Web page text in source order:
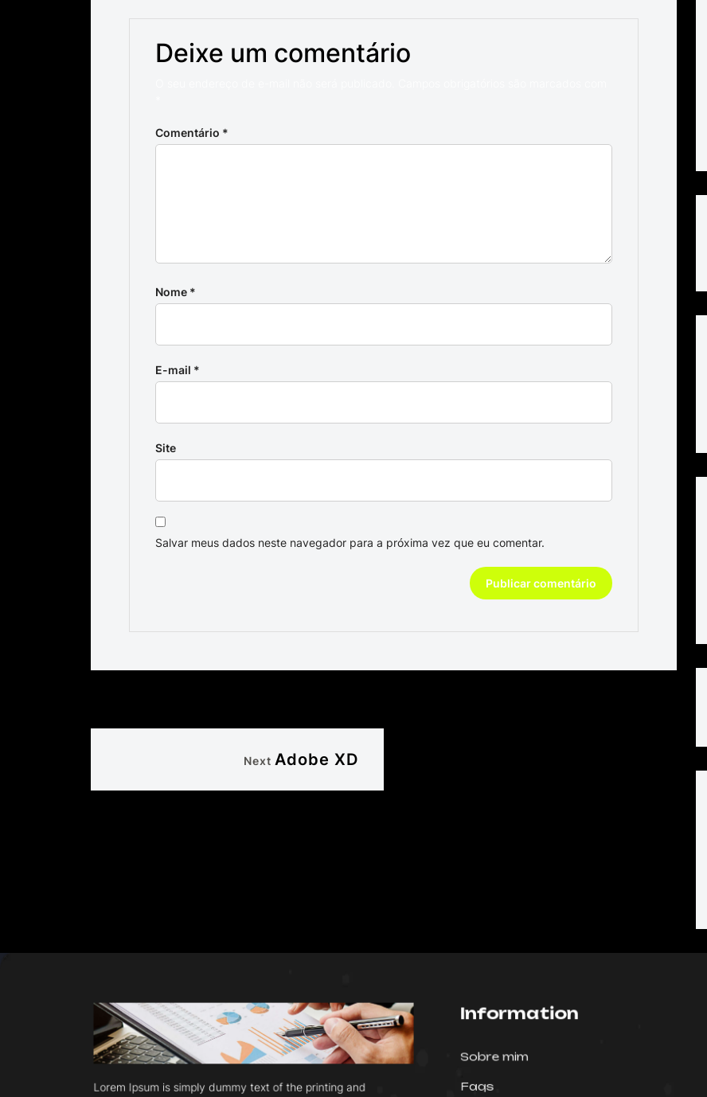
Deixe um comentário
Comentário *
Nome *
E-mail *
Site
Salvar meus dados neste navegador para a próxima vez que eu comentar.
Next Adobe XD
Lorem Ipsum is simply dummy text of the printing and
Information
Sobre mim
Faqs